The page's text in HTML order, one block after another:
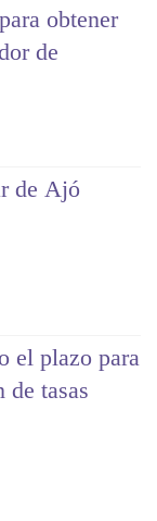
obtener
de
de Ajó
el plazo para
de tasas